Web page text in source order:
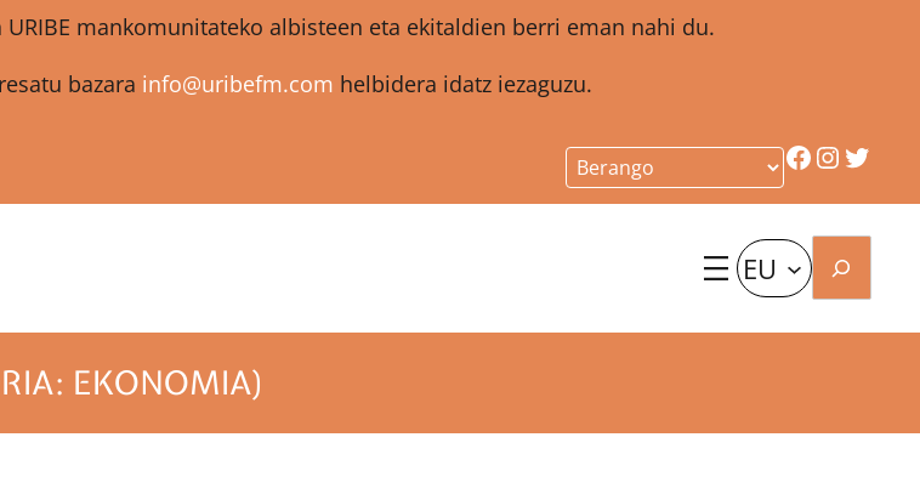
mankomunitateko albisteen eta ekitaldien berri eman nahi du.
bazara info@uribefm.com helbidera idatz iezaguzu.
Facebook
EU Bilatu
EKONOMIA)